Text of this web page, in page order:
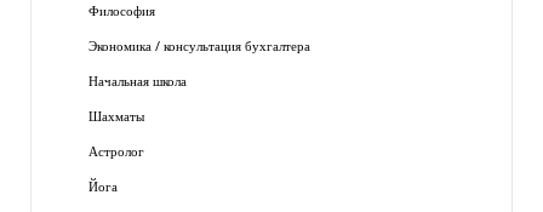
Философия
Экономика / консультация бухгалтера
Начальная школа
Шахматы
Астролог
Йога